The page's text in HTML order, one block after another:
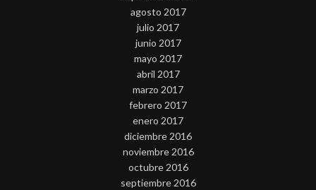
agosto 2017
julio 2017
junio 2017
mayo 2017
abril 2017
marzo 2017
febrero 2017
enero 2017
diciembre 2016
noviembre 2016
octubre 2016
septiembre 2016